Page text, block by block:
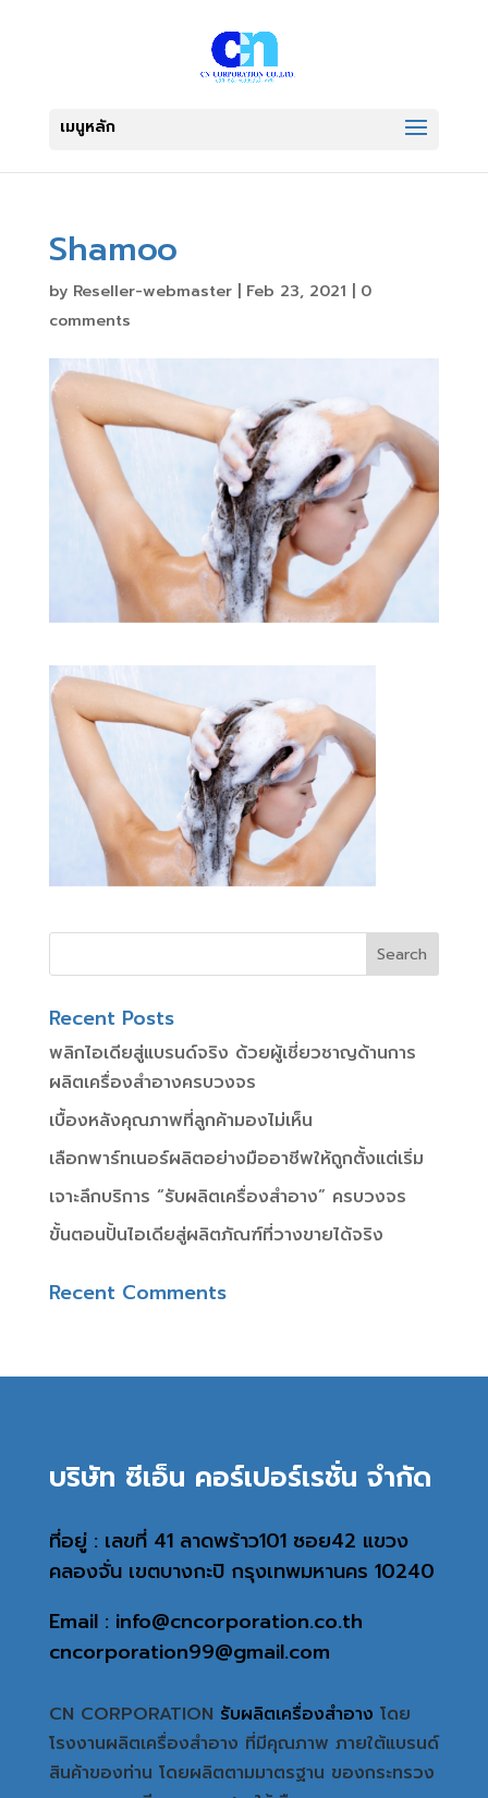
Shamoo
by Reseller-webmaster| Feb 23, 2021
0
comments
Recent Posts
พลิกไอเดียสู่แบรนด์จริง ด้วยผู้เชี่ยวชาญด้านการ
ผลิตเครื่องสำอางครบวงจร
เบื้องหลังคุณภาพที่ลูกค้ามองไม่เห็น
เลือกพาร์ทเนอร์ผลิตอย่างมืออาชีพให้ถูกตั้งแต่เริ่ม
เจาะลึกบริการ “รับผลิตเครื่องสำอาง” ครบวงจร
ขั้นตอนปั้นไอเดียสู่ผลิตภัณฑ์ที่วางขายได้จริง
Recent Comments
บริษัท ซีเอ็น คอร์เปอร์เรชั่น จำกัด
ที่อยู่ : เลขที่ 41 ลาดพร้าว101 ซอย42 แขวง
คลองจั่น เขตบางกะปิ กรุงเทพมหานคร 10240
Email : info@cncorporation.co.th
cncorporation99@gmail.com
CN CORPORATION รับผลิตเครื่องสำอาง โดย
โรงงานผลิตเครื่องสำอาง ที่มีคุณภาพ ภายใต้แบรนด์
สินค้าของท่าน โดยผลิตตามมาตรฐาน ของกระทรวง